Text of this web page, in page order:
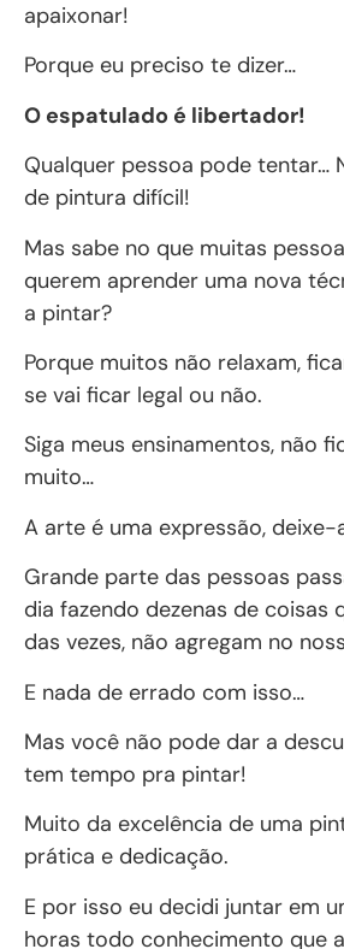
apaixonar!
Porque eu preciso te dizer…
O espatulado é libertador!
Qualquer pessoa pode tentar…
de pintura difícil!
Mas sabe no que muitas
querem aprender uma nova
a pintar?
Porque muitos não relaxam,
se vai ficar legal ou não.
Siga meus ensinamentos, não
muito…
A arte é uma expressão, deixe-
Grande parte das pessoas
dia fazendo dezenas de coisas
das vezes, não agregam no
E nada de errado com isso…
Mas você não pode dar a
tem tempo pra pintar!
Muito da excelência de uma
prática e dedicação.
E por isso eu decidi juntar em
horas todo conhecimento que